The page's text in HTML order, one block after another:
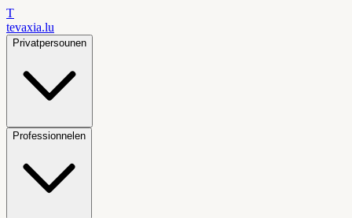
T
tevaxia.lu
Privatpersounen
Professionnelen